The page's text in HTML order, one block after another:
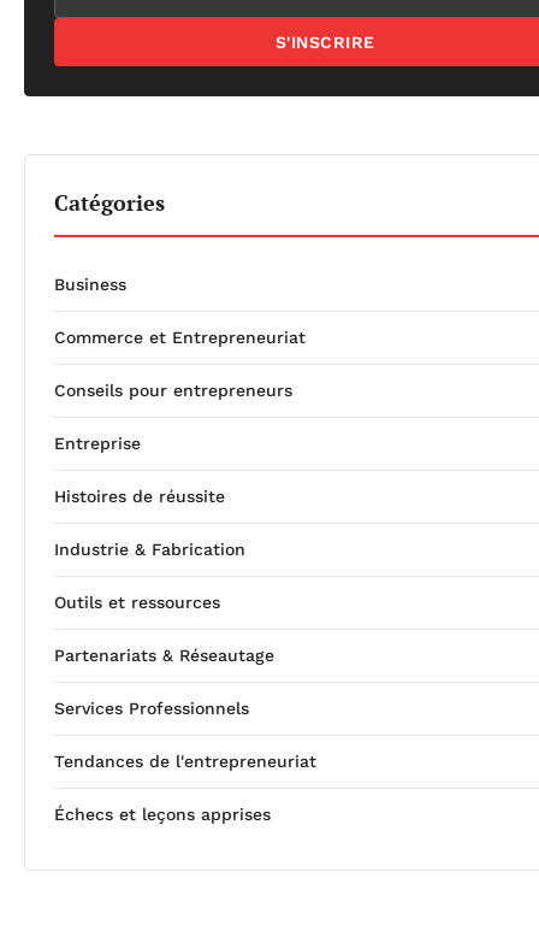
S'INSCRIRE
Catégories
Business
Commerce et Entrepreneuriat
Conseils pour entrepreneurs
Entreprise
Histoires de réussite
Industrie & Fabrication
Outils et ressources
Partenariats & Réseautage
Services Professionnels
Tendances de l'entrepreneuriat
Échecs et leçons apprises